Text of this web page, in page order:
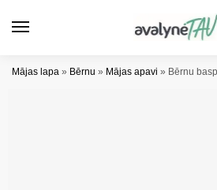
Mājas lapa » Bērnu » Mājas apavi » Bērnu